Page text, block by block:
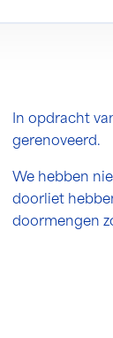
In opdracht
gerenoveerd.
We hebben
doorliet
doormengen